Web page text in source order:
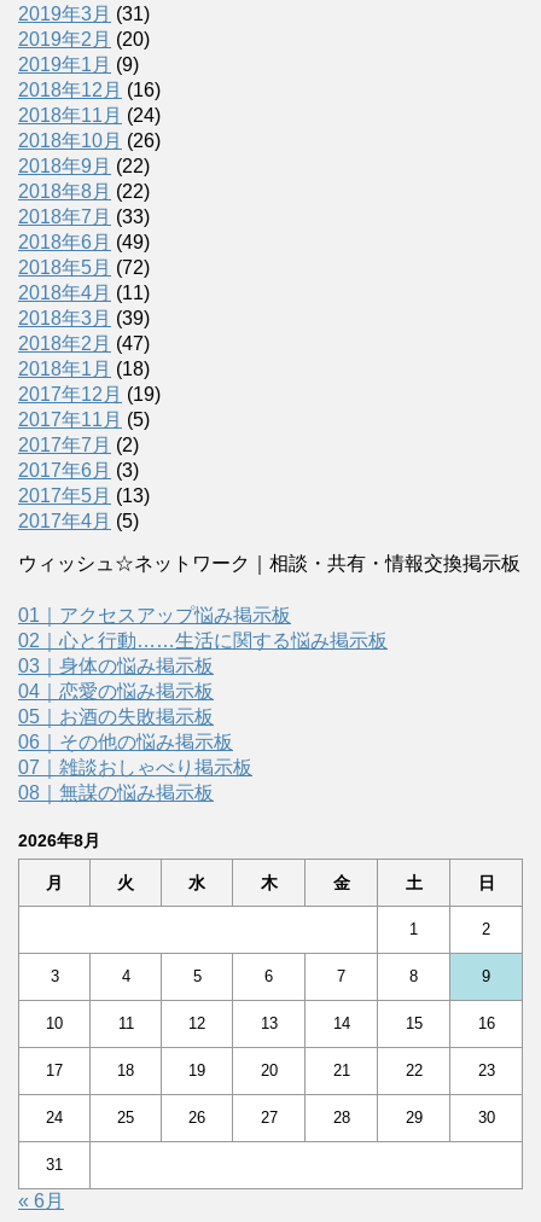
2019年3月 (31)
2019年2月 (20)
2019年1月 (9)
2018年12月 (16)
2018年11月 (24)
2018年10月 (26)
2018年9月 (22)
2018年8月 (22)
2018年7月 (33)
2018年6月 (49)
2018年5月 (72)
2018年4月 (11)
2018年3月 (39)
2018年2月 (47)
2018年1月 (18)
2017年12月 (19)
2017年11月 (5)
2017年7月 (2)
2017年6月 (3)
2017年5月 (13)
2017年4月 (5)
ウィッシュ☆ネットワーク｜相談・共有・情報交換掲示板
01｜アクセスアップ悩み掲示板
02｜心と行動……生活に関する悩み掲示板
03｜身体の悩み掲示板
04｜恋愛の悩み掲示板
05｜お酒の失敗掲示板
06｜その他の悩み掲示板
07｜雑談おしゃべり掲示板
08｜無謀の悩み掲示板
2026年8月
月 火 水 木 金 土 日
1 2
3 4 5 6 7 8 9
10 11 12 13 14 15 16
17 18 19 20 21 22 23
24 25 26 27 28 29 30
31
« 6月